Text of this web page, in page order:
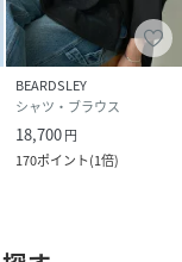
BEARDSLEY
シャツ・ブラウス
18,700円
170ポイント(1倍)